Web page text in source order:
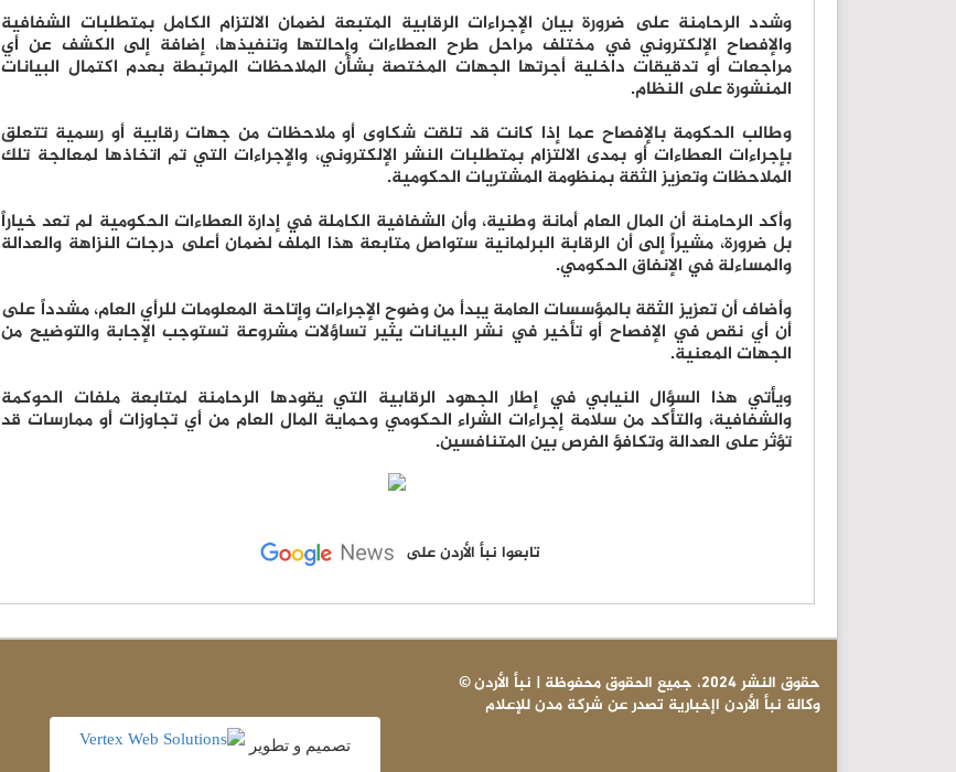
وشدد الرحامنة على ضرورة بيان الإجراءات الرقابية المتبعة لضمان الالتزام الكامل بمتطلبات الشفافية
والإفصاح الإلكتروني في مختلف مراحل طرح العطاءات وإحالتها وتنفيذها، إضافة إلى الكشف عن أي
مراجعات أو تدقيقات داخلية أجرتها الجهات المختصة بشأن الملاحظات المرتبطة بعدم اكتمال البيانات
المنشورة على النظام.
وطالب الحكومة بالإفصاح عما إذا كانت قد تلقت شكاوى أو ملاحظات من جهات رقابية أو رسمية تتعلق
بإجراءات العطاءات أو بمدى الالتزام بمتطلبات النشر الإلكتروني، والإجراءات التي تم اتخاذها لمعالجة تلك
الملاحظات وتعزيز الثقة بمنظومة المشتريات الحكومية.
وأكد الرحامنة أن المال العام أمانة وطنية، وأن الشفافية الكاملة في إدارة العطاءات الحكومية لم تعد خياراً
بل ضرورة، مشيراً إلى أن الرقابة البرلمانية ستواصل متابعة هذا الملف لضمان أعلى درجات النزاهة والعدالة
والمساءلة في الإنفاق الحكومي.
وأضاف أن تعزيز الثقة بالمؤسسات العامة يبدأ من وضوح الإجراءات وإتاحة المعلومات للرأي العام، مشدداً على
أن أي نقص في الإفصاح أو تأخير في نشر البيانات يثير تساؤلات مشروعة تستوجب الإجابة والتوضيح من
الجهات المعنية.
ويأتي هذا السؤال النيابي في إطار الجهود الرقابية التي يقودها الرحامنة لمتابعة ملفات الحوكمة
والشفافية، والتأكد من سلامة إجراءات الشراء الحكومي وحماية المال العام من أي تجاوزات أو ممارسات قد
تؤثر على العدالة وتكافؤ الفرص بين المتنافسين.
تابعوا نبأ الأردن على
© حقوق النشر 2024، جميع الحقوق محفوظة | نبأ الأردن
وكالة نبأ الأردن اإخبارية تصدر عن شركة مدن للإعلام
تصميم و تطوير